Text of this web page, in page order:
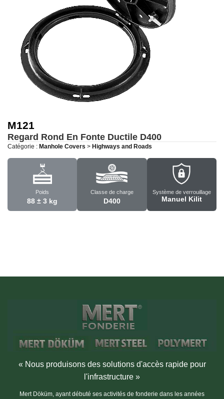
M121
Regard Rond En Fonte Ductile D400
Catégorie : Manhole Covers > Highways and Roads
Poids
88 ± 3 kg
Classe de charge
D400
Système de verrouillage
Manuel Kilit
« Nous produisons des solutions d'accès rapide pour
l'infrastructure »
Mert Döküm, ayant débuté ses activités de fonderie dans les années